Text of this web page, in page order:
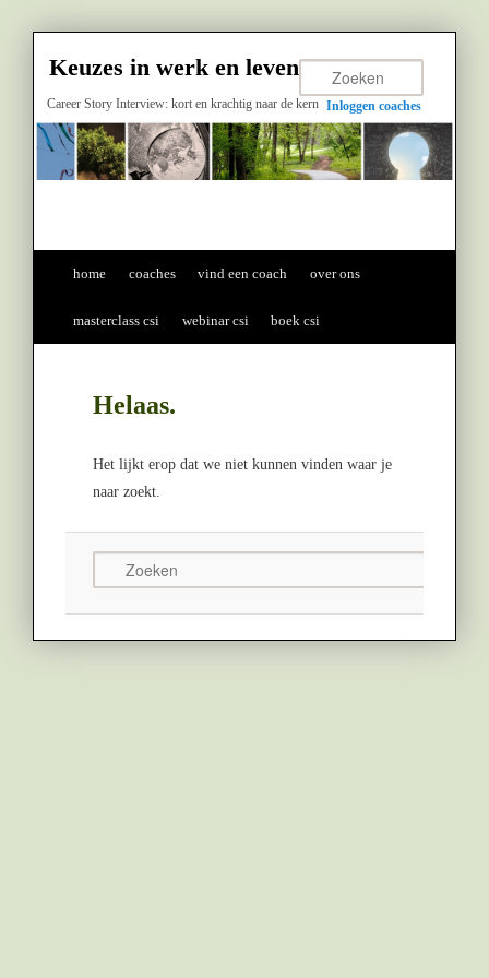
Keuzes in werk en leven
Career Story Interview: kort en krachtig naar de kern Inloggen coaches
Spring naar de primaire inhoud
Spring naar de secundaire inhoud
home coaches vind een coach over ons
masterclass csi webinar csi boek csi
Helaas.
Het lijkt erop dat we niet kunnen vinden waar je
naar zoekt.
Zoeken